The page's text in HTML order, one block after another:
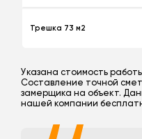
Трешка 73 м2
Указана стоимость
Составление точной
замерщика на объект.
нашей компании